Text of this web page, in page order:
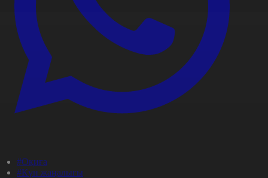
#Оқиға
#Күн жаңалығы